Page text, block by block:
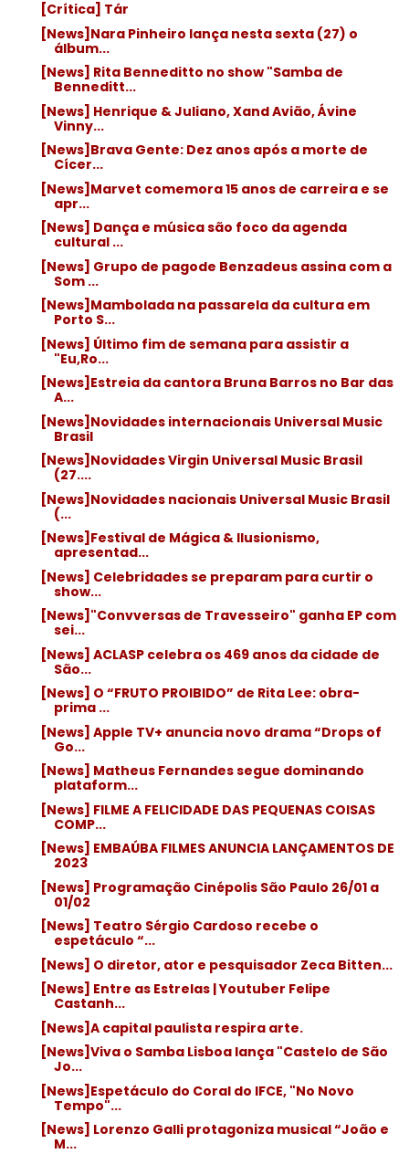
[Crítica] Tár
[News]Nara Pinheiro lança nesta sexta (27) o
álbum...
[News] Rita Benneditto no show "Samba de
Benneditt...
[News] Henrique & Juliano, Xand Avião, Ávine
Vinny...
[News]Brava Gente: Dez anos após a morte de
Cícer...
[News]Marvet comemora 15 anos de carreira e se
apr...
[News] Dança e música são foco da agenda
cultural ...
[News] Grupo de pagode Benzadeus assina com a
Som ...
[News]Mambolada na passarela da cultura em
Porto S...
[News] Último fim de semana para assistir a
"Eu,Ro...
[News]Estreia da cantora Bruna Barros no Bar das
A...
[News]Novidades internacionais Universal Music
Brasil
[News]Novidades Virgin Universal Music Brasil
(27....
[News]Novidades nacionais Universal Music Brasil
(...
[News]Festival de Mágica & Ilusionismo,
apresentad...
[News] Celebridades se preparam para curtir o
show...
[News]"Convversas de Travesseiro" ganha EP com
sei...
[News] ACLASP celebra os 469 anos da cidade de
São...
[News] O “FRUTO PROIBIDO” de Rita Lee: obra-
prima ...
[News] Apple TV+ anuncia novo drama “Drops of
Go...
[News] Matheus Fernandes segue dominando
plataform...
[News] FILME A FELICIDADE DAS PEQUENAS COISAS
COMP...
[News] EMBAÚBA FILMES ANUNCIA LANÇAMENTOS DE
2023
[News] Programação Cinépolis São Paulo 26/01 a
01/02
[News] Teatro Sérgio Cardoso recebe o
espetáculo “...
[News] O diretor, ator e pesquisador Zeca Bitten...
[News] Entre as Estrelas | Youtuber Felipe
Castanh...
[News]A capital paulista respira arte.
[News]Viva o Samba Lisboa lança "Castelo de São
Jo...
[News]Espetáculo do Coral do IFCE, "No Novo
Tempo"...
[News] Lorenzo Galli protagoniza musical “João e
M...